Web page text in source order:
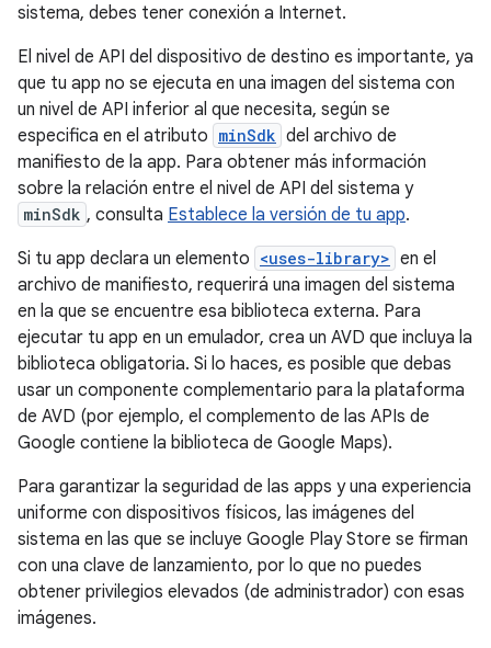
sistema, debes tener conexión a Internet.
El nivel de API del dispositivo de destino es importante, ya
que tu app no se ejecuta en una imagen del sistema con
un nivel de API inferior al que necesita, según se
especifica en el atributo minSdk del archivo de
manifiesto de la app. Para obtener más información
sobre la relación entre el nivel de API del sistema y
minSdk , consulta Establece la versión de tu app.
Si tu app declara un elemento <uses-library> en el
archivo de manifiesto, requerirá una imagen del sistema
en la que se encuentre esa biblioteca externa. Para
ejecutar tu app en un emulador, crea un AVD que incluya la
biblioteca obligatoria. Si lo haces, es posible que debas
usar un componente complementario para la plataforma
de AVD (por ejemplo, el complemento de las APIs de
Google contiene la biblioteca de Google Maps).
Para garantizar la seguridad de las apps y una experiencia
uniforme con dispositivos físicos, las imágenes del
sistema en las que se incluye Google Play Store se firman
con una clave de lanzamiento, por lo que no puedes
obtener privilegios elevados (de administrador) con esas
imágenes.